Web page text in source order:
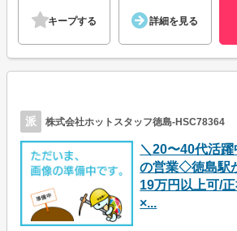
キープする 詳細を見る
派 株式会社ホットスタッフ徳島-HSC78364
＼20〜40代活
の営業◇徳島駅
19万円以上可/
×...